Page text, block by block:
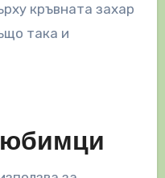
кръвната захар
така и